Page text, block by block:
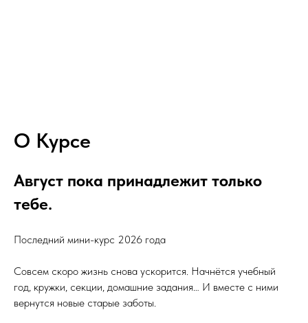
О Курсе
Август пока принадлежит только
тебе.
Последний мини-курс 2026 года
Совсем скоро жизнь снова ускорится. Начнётся учебный
год, кружки, секции, домашние задания… И вместе с ними
вернутся новые старые заботы.